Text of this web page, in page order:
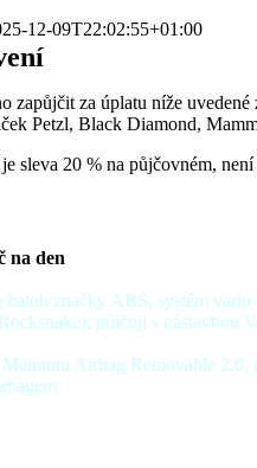
12-09T22:02:55+01:00
zapůjčit za úplatu níže
Petzl, Black Diamond,
sleva 20 % na půjčovném,
na den
značky ABS, systém
půjčuji s nástavbou
Airbag Removable 2.0,